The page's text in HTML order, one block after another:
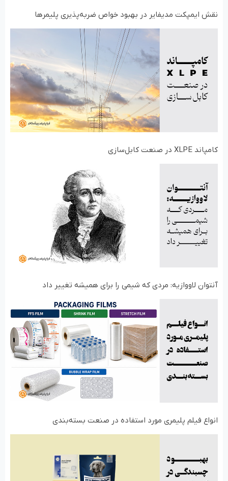
نقش ایمپکت مدیفایر در بهبود خواص ضربه‌پذیری پلیمرها
کامپاند XLPE در صنعت کابل‌سازی
آنتوان لاووازیه: مردی که شیمی را برای همیشه تغییر داد
انواع فیلم‌ پلیمری مورد استفاده در صنعت بسته‌بندی